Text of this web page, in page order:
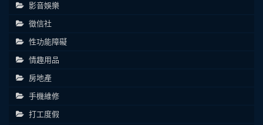
影音娛樂
徵信社
性功能障礙
情趣用品
房地產
手機維修
打工度假